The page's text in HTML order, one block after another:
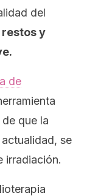
del
restos y
de
que la
se
irradiación.